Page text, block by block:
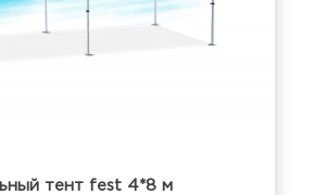
тент fest 4*8 м